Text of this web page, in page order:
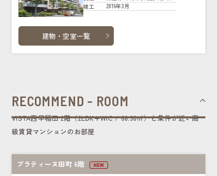
竣工
2016年3月
建物・空室一覧
RECOMMEND - ROOM
VISTA西早稲田 2階（2LDK+WIC / 68.30㎡）と条件が近い高
級賃貸マンションのお部屋
プラティーヌ田町 6階 NEW